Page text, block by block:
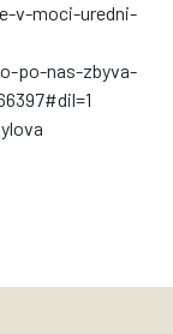
v-moci-uredni-
po-nas-zbyva-